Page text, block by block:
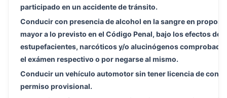
participado en un accidente de tránsito.
Conducir con presencia de alcohol en la sangre en
mayor a lo previsto en el Código Penal, bajo los efectos de
estupefacientes, narcóticos y/o alucinógenos comprobada
el exámen respectivo o por negarse al mismo.
Conducir un vehículo automotor sin tener licencia de
permiso provisional.